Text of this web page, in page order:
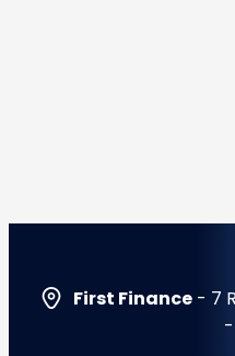
First Finance - 7